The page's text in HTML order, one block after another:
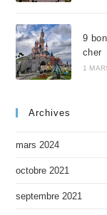
9
cher
1
Archives
mars 2024
octobre 2021
septembre 2021